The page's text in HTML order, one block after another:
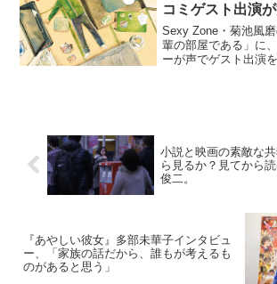
コミゲスト出演
Sexy Zone・菊池風
輩の部屋である」に
ーが声でゲスト出演
小説と映画の素敵な
ら見るか？見てから
俊二。
『あやしい彼女』多部未華子インタビュ
ー、「家族の話だから、誰もが考えるも
のがあると思う」